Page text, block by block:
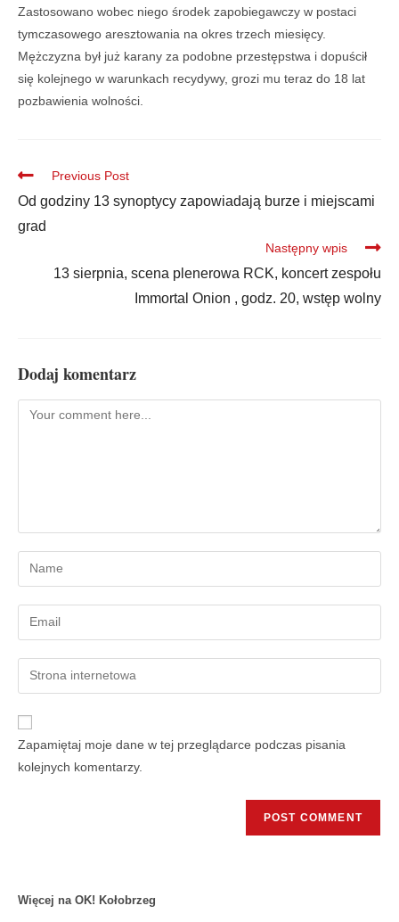
Zastosowano wobec niego środek zapobiegawczy w postaci
tymczasowego aresztowania na okres trzech miesięcy.
Mężczyzna był już karany za podobne przestępstwa i dopuścił
się kolejnego w warunkach recydywy, grozi mu teraz do 18 lat
pozbawienia wolności.
Previous Post
Od godziny 13 synoptycy zapowiadają burze i miejscami
grad
Następny wpis
13 sierpnia, scena plenerowa RCK, koncert zespołu
Immortal Onion , godz. 20, wstęp wolny
Dodaj komentarz
Zapamiętaj moje dane w tej przeglądarce podczas pisania
kolejnych komentarzy.
Więcej na OK! Kołobrzeg